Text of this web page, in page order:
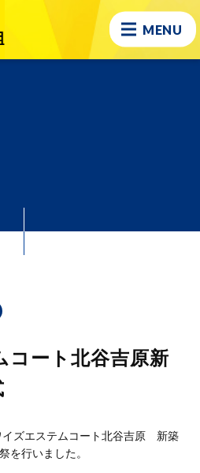
MENU
コート北谷吉原新
ズエステムコート北谷吉原 新築
を行いました。